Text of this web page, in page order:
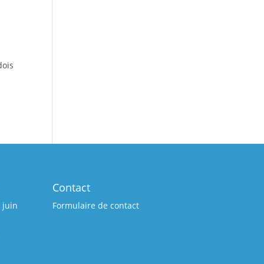
juin
Contact
Formulaire de contact